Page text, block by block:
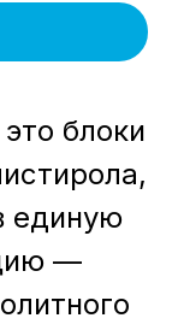
блоки
единую
—